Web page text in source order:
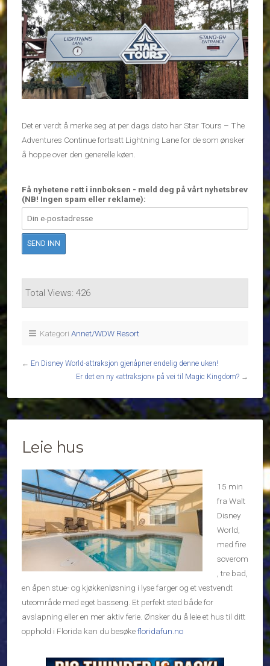
Det er verdt å merke seg at per dags dato har Star Tours – The
Adventures Continue fortsatt Lightning Lane for de som ønsker
å hoppe over den generelle køen.
Få nyhetene rett i innboksen - meld deg på vårt nyhetsbrev
(NB! Ingen spam eller reklame):
Total Views: 426
Kategori Annet/WDW Resort
← En Disney World-attraksjon gjenåpner endelig denne uken!
Er det en ny «attraksjon» på vei til Magic Kingdom? →
Leie hus
15 min
fra Walt
Disney
World,
med fire
soverom
, tre bad,
en åpen stue- og kjøkkenløsning i lyse farger og et vestvendt
uteområde med eget basseng. Et perfekt sted både for
avslapning eller en mer aktiv ferie. Ønsker du å leie et hus til ditt
opphold i Florida kan du besøkefloridafun.no